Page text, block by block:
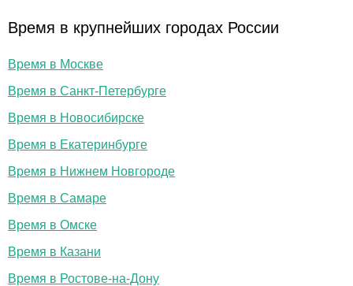
Время в крупнейших городах России
Время в Москве
Время в Санкт-Петербурге
Время в Новосибирске
Время в Екатеринбурге
Время в Нижнем Новгороде
Время в Самаре
Время в Омске
Время в Казани
Время в Ростове-на-Дону